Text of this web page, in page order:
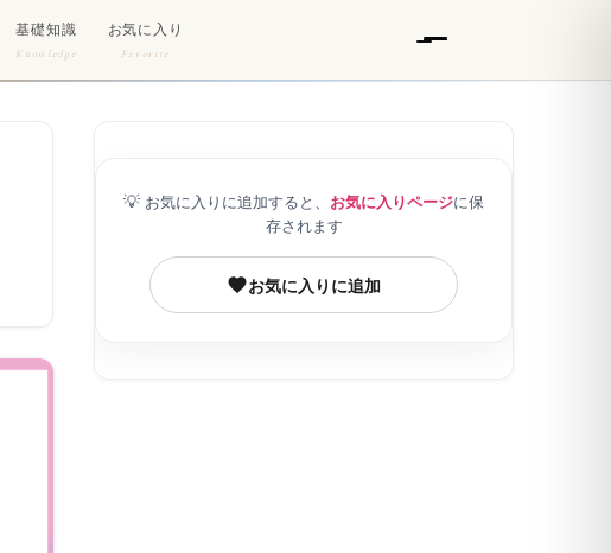
基礎知識
Knowledge
お気に入り
Favorite
💡 お気に入りに追加すると、 お気に入りページに保
存されます
お気に入りに追加